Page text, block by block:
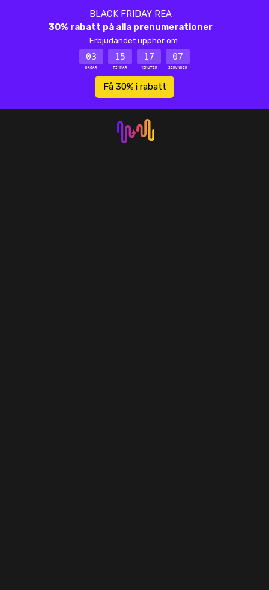
BLACK FRIDAY REA
30% rabatt på alla prenumerationer
Erbjudandet upphör om:
03
DAGAR
15
TIMMAR
17
MINUTER
07
SEKUNDER
Få 30% i rabatt